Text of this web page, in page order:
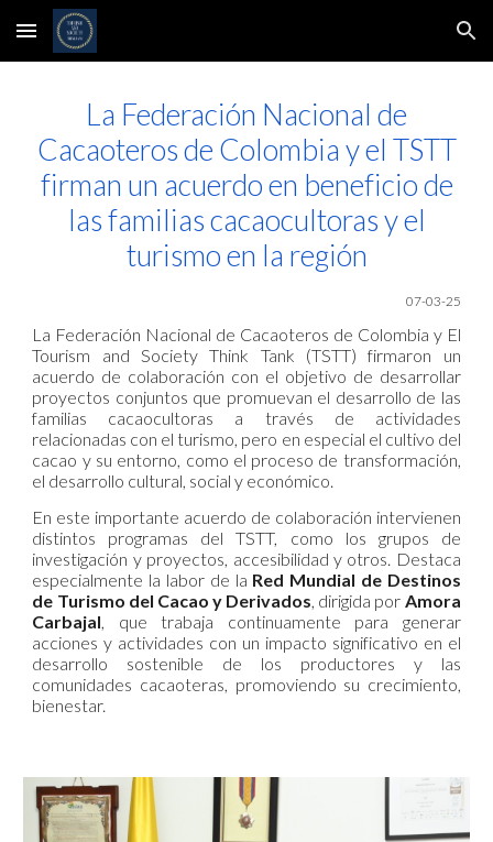
Skip to main content Skip to navigation
La Federación Nacional de
Cacaoteros de Colombia y el TSTT
firman un acuerdo en beneficio de
las familias cacaocultoras y el
turismo en la región
07-03-25
La Federación Nacional de Cacaoteros de Colombia y El
Tourism and Society Think Tank (TSTT) firmaron un
acuerdo de colaboración con el objetivo de desarrollar
proyectos conjuntos que promuevan el desarrollo de las
familias cacaocultoras a través de actividades
relacionadas con el turismo, pero en especial el cultivo del
cacao y su entorno, como el proceso de transformación,
el desarrollo cultural, social y económico.
En este importante acuerdo de colaboración intervienen
distintos programas del TSTT, como los grupos de
investigación y proyectos, accesibilidad y otros. Destaca
especialmente la labor de la Red Mundial de Destinos
de Turismo del Cacao y Derivados , dirigida por Amora
Carbajal , que trabaja continuamente para generar
acciones y actividades con un impacto significativo en el
desarrollo sostenible de los productores y las
comunidades cacaoteras, promoviendo su crecimiento,
bienestar.